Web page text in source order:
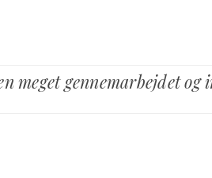
meget gennemarbejdet